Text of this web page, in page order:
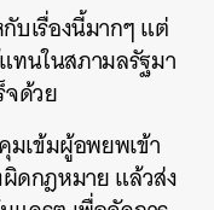
บเรื่องนี้มากๆ แต่
ทนในสภามลรัฐมา
จด้วย
มเข้มผู้อพยพเข้า
ผิดกฎหมาย แล้วส่ง